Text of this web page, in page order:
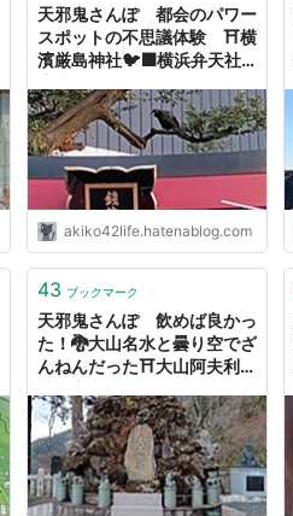
天邪鬼さんぽ 都会のパワー
スポットの不思議体験 ⛩️横
濱厳島神社🐦‍⬛横浜弁天社 -
akiko42life.hatenablog.com
43 ブックマーク
天邪鬼さんぽ 飲めば良かっ
た！🐉大山名水と曇り空でざ
んねんだった⛩️大山阿夫利神